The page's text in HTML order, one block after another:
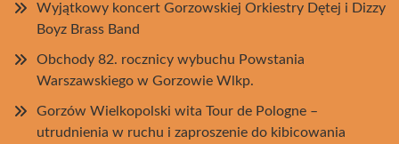
Wyjątkowy koncert Gorzowskiej Orkiestry Dętej i Dizzy
Boyz Brass Band
Obchody 82. rocznicy wybuchu Powstania
Warszawskiego w Gorzowie Wlkp.
Gorzów Wielkopolski wita Tour de Pologne –
utrudnienia w ruchu i zaproszenie do kibicowania